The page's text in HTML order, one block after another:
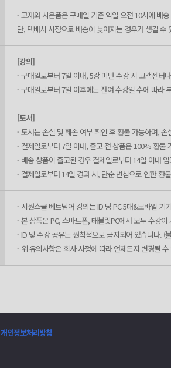
- 교재와 사은품은 구매일 기준 익일 오전 10시에 배
단, 택배사 사정으로 배송이 늦어지는 경우가 생길 수
[강의]
- 구매일로부터 7일 이내, 5강 미만 수강 시 고객센터
- 구매일로부터 7일 이후에는 잔여 수강일 수에 따라
[도서]
- 도서는 손실 및 훼손 여부 확인 후 환불 가능하며,
- 결제일로부터 7일 이내, 출고 전 상품은 100% 환불
- 배송 상품이 출고된 경우 결제일로부터 14일 이내
- 결제일로부터 14일 경과 시, 단순 변심으로 인한 환
- 시원스쿨 베트남어 강의는 ID 당 PC 5대&모바일 기
- 본 상품은 PC, 스마트폰, 태블릿PC에서 모두 수강
- ID 및 수강 공유는 원칙적으로 금지되어 있습니다. (
- 위 유의사항은 회사 사정에 따라 언제든지 변경될
개인정보처리방침